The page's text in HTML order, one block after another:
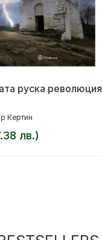
руска революция
Кертин
лв.)